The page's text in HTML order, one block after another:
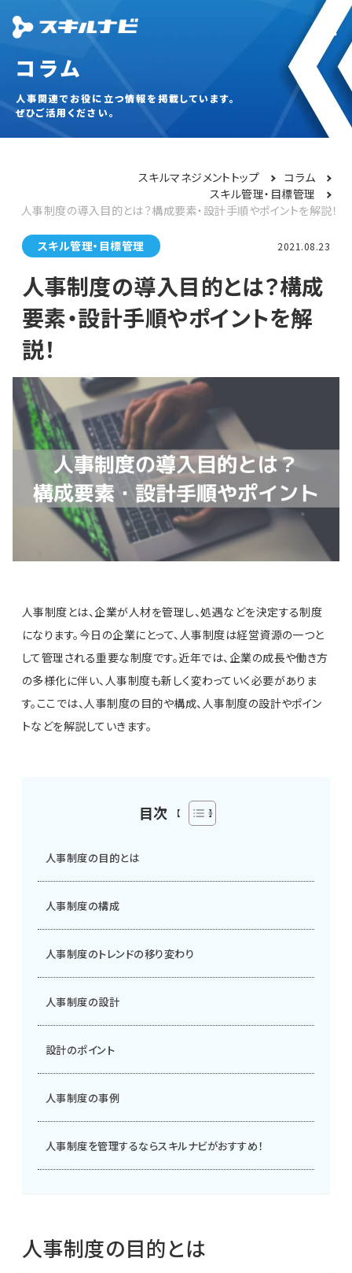
コラム
人事関連でお役に立つ情報を掲載しています。
ぜひご活用ください。
スキルマネジメントトップ
コラム
スキル管理・目標管理
人事制度の導入目的とは？構成要素・設計手順やポイントを解説！
スキル管理・目標管理 2021.08.23
人事制度の導入目的とは？構成
要素・設計手順やポイントを解
説！
人事制度とは、企業が人材を管理し、処遇などを決定する制度
になります。今日の企業にとって、人事制度は経営資源の一つと
して管理される重要な制度です。近年では、企業の成長や働き方
の多様化に伴い、人事制度も新しく変わっていく必要がありま
す。ここでは、人事制度の目的や構成、人事制度の設計やポイン
トなどを解説していきます。
目次
人事制度の目的とは
人事制度の構成
人事制度のトレンドの移り変わり
人事制度の設計
設計のポイント
人事制度の事例
人事制度を管理するならスキルナビがおすすめ！
人事制度の目的とは